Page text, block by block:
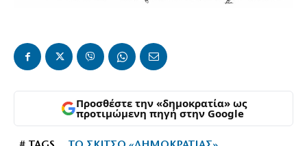
Προσθέστε την «δημοκρατία» ως
προτιμώμενη πηγή στην Google